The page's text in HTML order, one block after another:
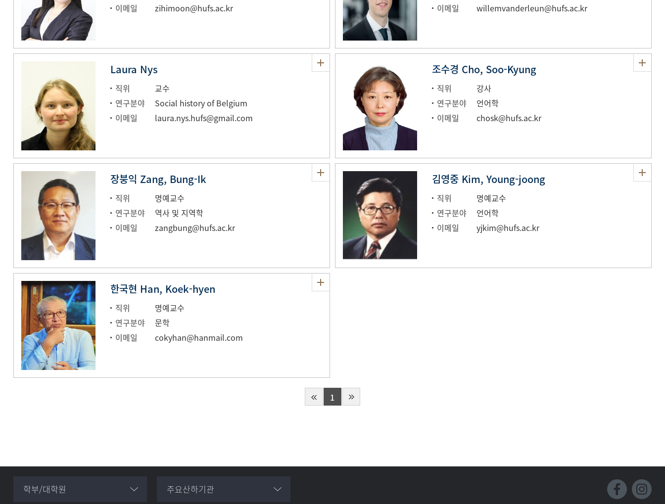
이메일
zihimoon@hufs.ac.kr
이메일
willemvanderleun@hufs.ac.kr
Laura Nys
직위
교수
연구분야
Social history of Belgium
이메일
laura.nys.hufs@gmail.com
조수경 Cho, Soo-Kyung
직위
강사
연구분야
언어학
이메일
chosk@hufs.ac.kr
장붕익 Zang, Bung-Ik
직위
명예교수
연구분야
역사 및 지역학
이메일
zangbung@hufs.ac.kr
김영중 Kim, Young-joong
직위
명예교수
연구분야
언어학
이메일
yjkim@hufs.ac.kr
한국현 Han, Koek-hyen
직위
명예교수
연구분야
문학
이메일
cokyhan@hanmail.com
1
학부/대학원 주요산하기관